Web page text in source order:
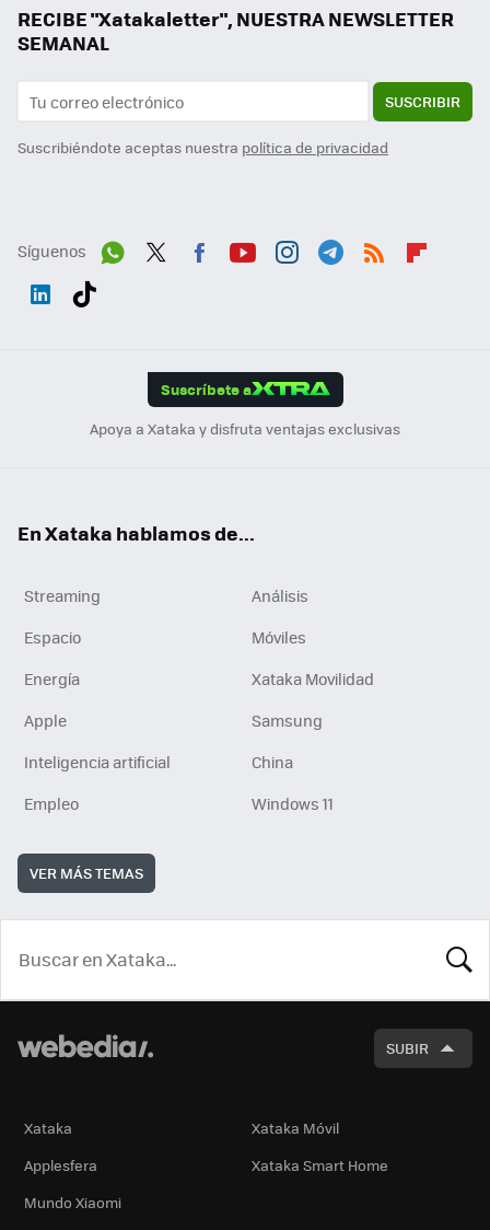
RECIBE "Xatakaletter", NUESTRA NEWSLETTER
SEMANAL
SUSCRIBIR
Suscribiéndote aceptas nuestra política de privacidad
Síguenos
Suscríbete a
Apoya a Xataka y disfruta ventajas exclusivas
En Xataka hablamos de...
Streaming
Análisis
Espacio
Móviles
Energía
Xataka Movilidad
Apple
Samsung
Inteligencia artificial
China
Empleo
Windows 11
VER MÁS TEMAS
SUBIR
Xataka
Xataka Móvil
Applesfera
Xataka Smart Home
Mundo Xiaomi